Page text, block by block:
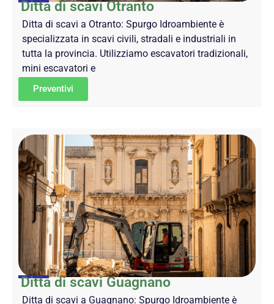
Ditta di scavi Otranto
Ditta di scavi a Otranto: Spurgo Idroambiente è
specializzata in scavi civili, stradali e industriali in
tutta la provincia. Utilizziamo escavatori tradizionali,
mini escavatori e
Preventivi
Ditta di scavi Guagnano
Ditta di scavi a Guagnano: Spurgo Idroambiente è